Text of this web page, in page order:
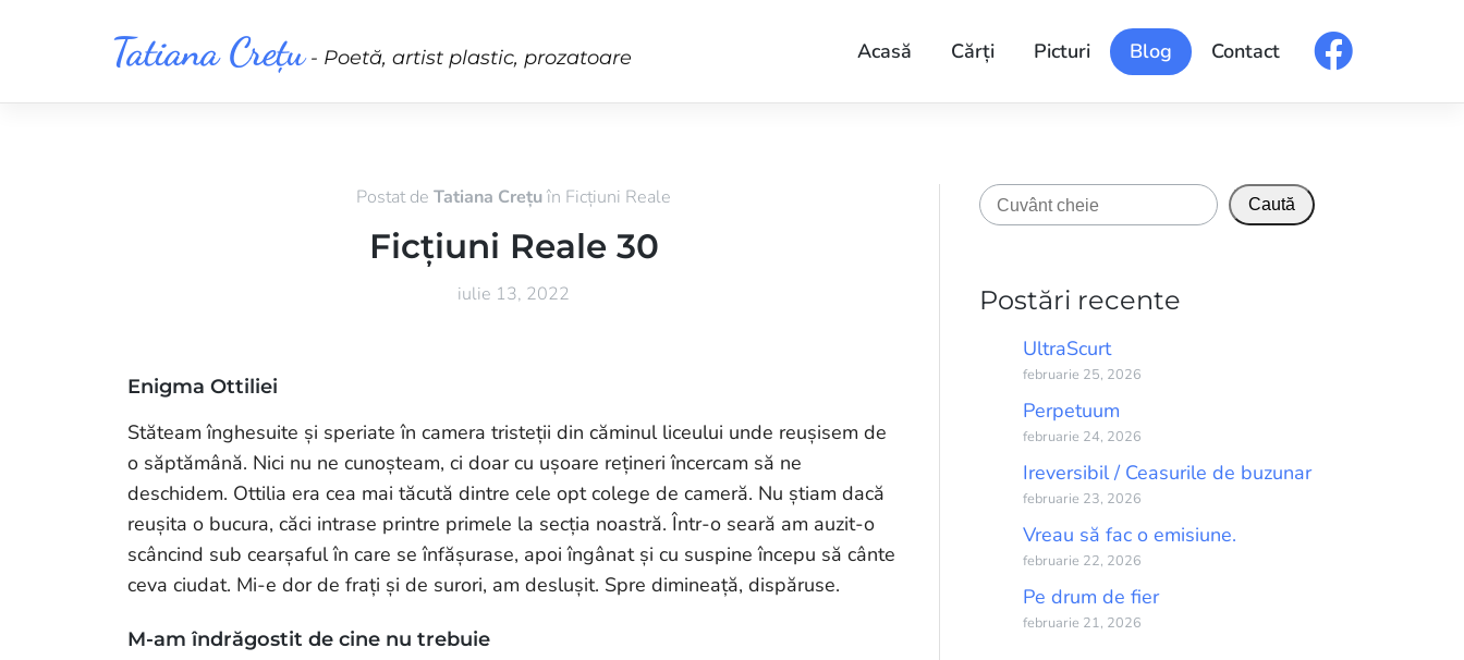
Tatiana Crețu- Poetă, artist plastic, prozatoare Acasă Cărți Picturi Blog Contact
Postat de Tatiana Crețuîn Ficțiuni Reale
Ficțiuni Reale 30
iulie 13, 2022
Enigma Ottiliei
Stăteam înghesuite și speriate în camera tristeții din căminul liceului unde reușisem de
o săptămână. Nici nu ne cunoșteam, ci doar cu ușoare rețineri încercam să ne
deschidem. Ottilia era cea mai tăcută dintre cele opt colege de cameră. Nu știam dacă
reușita o bucura, căci intrase printre primele la secția noastră. Într-o seară am auzit-o
scâncind sub cearșaful în care se înfășurase, apoi îngânat și cu suspine începu să cânte
ceva ciudat. Mi-e dor de frați și de surori, am deslușit. Spre dimineață, dispăruse.
M-am îndrăgostit de cine nu trebuie
Caută Caută
Postări recente
UltraScurt
februarie 25, 2026
Perpetuum
februarie 24, 2026
Ireversibil / Ceasurile de buzunar
februarie 23, 2026
Vreau să fac o emisiune.
februarie 22, 2026
Pe drum de fier
februarie 21, 2026